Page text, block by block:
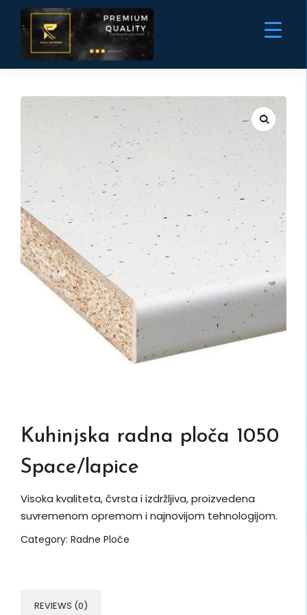
Kuhinjska radna ploča 1050
Space/lapice
Visoka kvaliteta, čvrsta i izdržljiva, proizvedena
suvremenom opremom i najnovijom tehnologijom.
Category: Radne Ploče
REVIEWS (0)